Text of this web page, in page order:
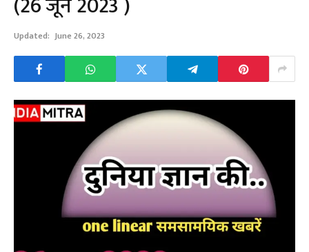
Updated: June 26, 2023